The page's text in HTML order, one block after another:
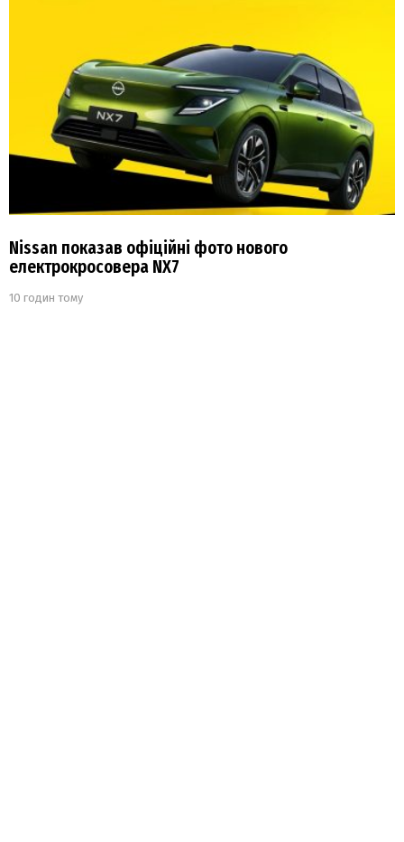
Nissan показав офіційні фото нового
електрокросовера NX7
10 годин тому